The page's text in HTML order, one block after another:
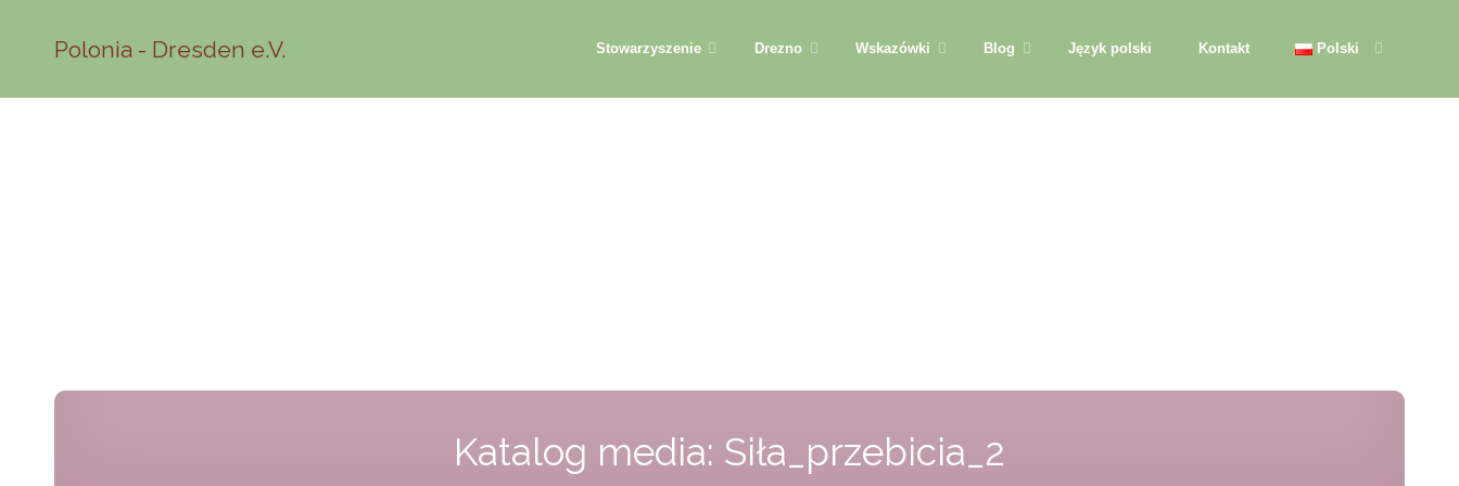
Polonia - Dresden e.V. Stowarzyszenie Drezno Wskazówki Blog Język polski Kontakt Polski
Katalog media: Siła_przebicia_2